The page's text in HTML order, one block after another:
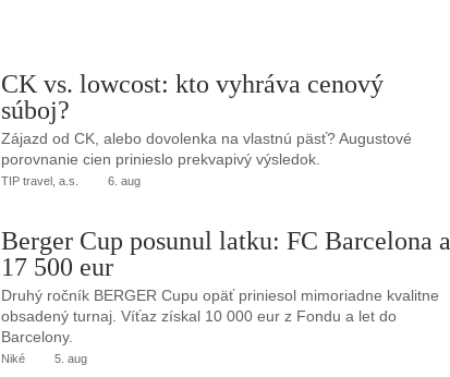
CK vs. lowcost: kto vyhráva cenový
súboj?
Zájazd od CK, alebo dovolenka na vlastnú päsť? Augustové
porovnanie cien prinieslo prekvapivý výsledok.
TIP travel, a.s. 6. aug
Berger Cup posunul latku: FC Barcelona a
17 500 eur
Druhý ročník BERGER Cupu opäť priniesol mimoriadne kvalitne
obsadený turnaj. Víťaz získal 10 000 eur z Fondu a let do
Barcelony.
Niké 5. aug